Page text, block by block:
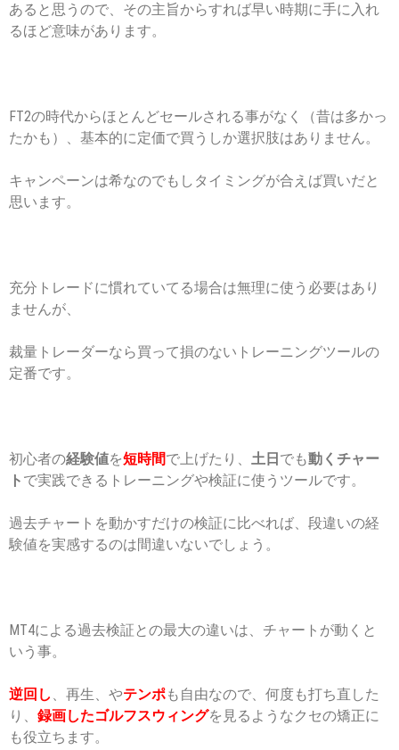
あると思うので、その主旨からすれば早い時期に手に入れ
るほど意味があります。
FT2の時代からほとんどセールされる事がなく（昔は多かっ
たかも）、基本的に定価で買うしか選択肢はありません。
キャンペーンは希なのでもしタイミングが合えば買いだと
思います。
充分トレードに慣れていてる場合は無理に使う必要はあり
ませんが、
裁量トレーダーなら買って損のないトレーニングツールの
定番です。
初心者の経験値を短時間で上げたり、 土日 でも動くチャー
ト で実践できるトレーニングや検証に使うツールです。
過去チャートを動かすだけの検証に比べれば、段違いの経
験値を実感するのは間違いないでしょう。
MT4による過去検証との最大の違いは、チャートが動くと
いう事。
逆回し 、再生、やテンポも自由なので、何度も打ち直した
り、 録画したゴルフスウィングを見るようなクセの矯正に
も役立ちます。